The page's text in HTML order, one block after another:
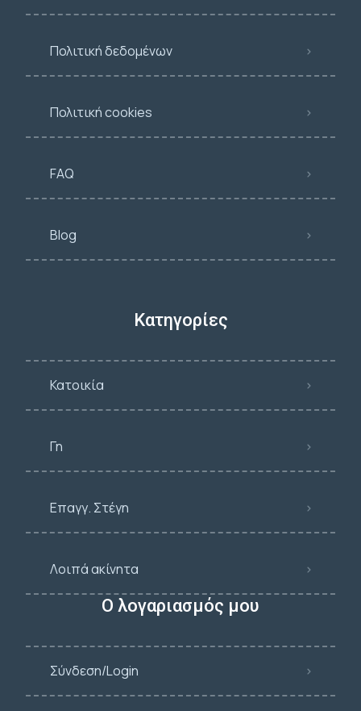
Πολιτική δεδομένων
Πολιτική cookies
FAQ
Blog
Κατηγορίες
Κατοικία
Γη
Επαγγ. Στέγη
Λοιπά ακίνητα
Ο λογαριασμός μου
Σύνδεση/Login